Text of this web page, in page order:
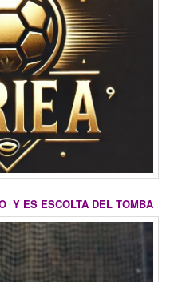
Y ES ESCOLTA DEL TOMBA